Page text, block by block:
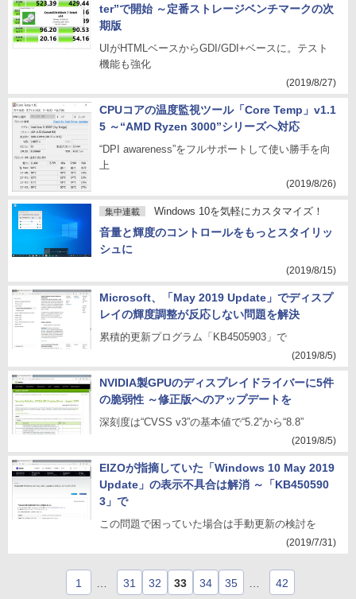
ter”で開始 ～定番ストレージベンチマークの次
期版
UIがHTMLベースからGDI/GDI+ベースに。テスト
機能も強化
(2019/8/27)
CPUコアの温度監視ツール「Core Temp」v1.1
5 ～“AMD Ryzen 3000”シリーズへ対応
“DPI awareness”をフルサポートして使い勝手を向
上
(2019/8/26)
集中連載 Windows 10を気軽にカスタマイズ！
音量と輝度のコントロールをもっとスタイリッ
シュに
(2019/8/15)
Microsoft、「May 2019 Update」でディスプ
レイの輝度調整が反応しない問題を解決
累積的更新プログラム「KB4505903」で
(2019/8/5)
NVIDIA製GPUのディスプレイドライバーに5件
の脆弱性 ～修正版へのアップデートを
深刻度は“CVSS v3”の基本値で“5.2”から“8.8”
(2019/8/5)
EIZOが指摘していた「Windows 10 May 2019
Update」の表示不具合は解消 ～「KB450590
3」で
この問題で困っていた場合は手動更新の検討を
(2019/7/31)
1 31 32 33 34 35 42